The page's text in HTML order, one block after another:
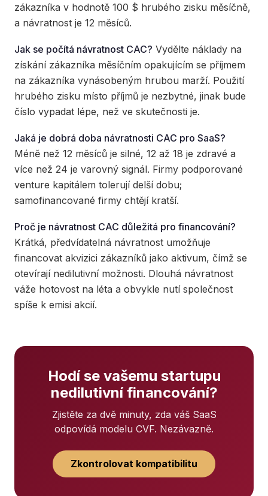
zákazníka v hodnotě 100 $ hrubého zisku měsíčně,
a návratnost je 12 měsíců.
Jak se počítá návratnost CAC? Vydělte náklady na
získání zákazníka měsíčním opakujícím se příjmem
na zákazníka vynásobeným hrubou marží. Použití
hrubého zisku místo příjmů je nezbytné, jinak bude
číslo vypadat lépe, než ve skutečnosti je.
Jaká je dobrá doba návratnosti CAC pro SaaS?
Méně než 12 měsíců je silné, 12 až 18 je zdravé a
více než 24 je varovný signál. Firmy podporované
venture kapitálem tolerují delší dobu;
samofinancované firmy chtějí kratší.
Proč je návratnost CAC důležitá pro financování?
Krátká, předvídatelná návratnost umožňuje
financovat akvizici zákazníků jako aktivum, čímž se
otevírají nedilutivní možnosti. Dlouhá návratnost
váže hotovost na léta a obvykle nutí společnost
spíše k emisi akcií.
Hodí se vašemu startupu
nedilutivní financování?
Zjistěte za dvě minuty, zda váš SaaS
odpovídá modelu CVF. Nezávazně.
Zkontrolovat kompatibilitu